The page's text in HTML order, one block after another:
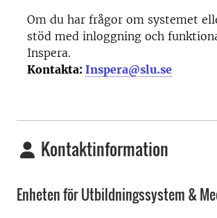
Om du har frågor om systemet
stöd med inloggning och
Inspera.
Kontakta: Inspera@slu.se
Kontaktinformation
Enheten för Utbildningssystem &